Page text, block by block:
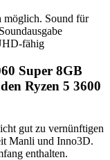
möglich. Sound für
fähig
Super 8GB
Ryzen 5 3600
gut zu vernünftigen
Manli und Inno3D.
enthalten.